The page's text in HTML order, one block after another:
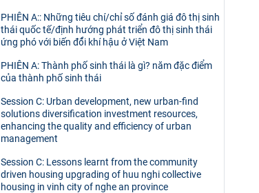
PHIÊN A:: Những tiêu chí/chỉ số đánh giá đô thị sinh
thái quốc tế/định hướng phát triển đô thị sinh thái
ứng phó với biến đổ̉i khí hậu ở Việt Nam
PHIÊN A: Thành phố sinh thái là gì? năm đặc điểm
của thành phố sinh thái
Session C: Urban development, new urban-find
solutions diversification investment resources,
enhancing the quality and efficiency of urban
management
Session C: Lessons learnt from the community
driven housing upgrading of huu nghi collective
housing in vinh city of nghe an province